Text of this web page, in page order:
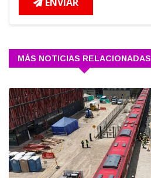
MÁS NOTICIAS RELACIONADAS